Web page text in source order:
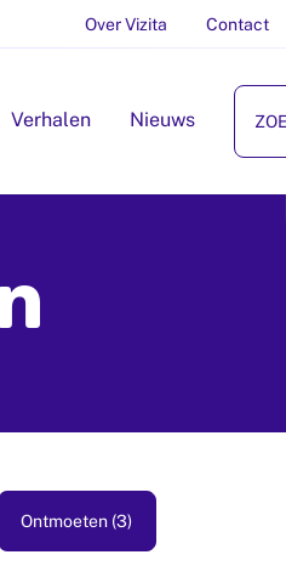
Over Vizita Contact
Verhalen Nieuws
Ontmoeten (3)